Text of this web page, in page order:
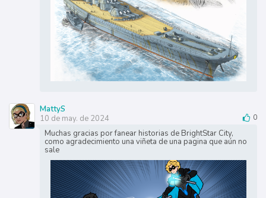
MattyS
10 de may. de 2024
0
Muchas gracias por fanear historias de BrightStar City,
como agradecimiento una viñeta de una pagina que aún no
sale